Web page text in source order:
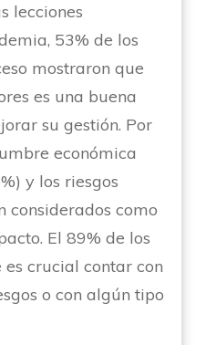
lecciones
53% de los
mostraron que
es una buena
su gestión. Por
económica
y los riesgos
considerados como
El 89% de los
crucial contar con
o con algún tipo